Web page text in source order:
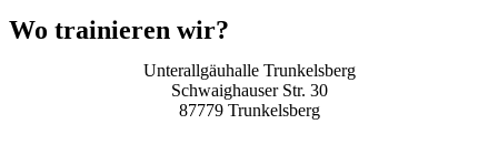
Wo trainieren wir?
Unterallgäuhalle Trunkelsberg
Schwaighauser Str. 30
87779 Trunkelsberg